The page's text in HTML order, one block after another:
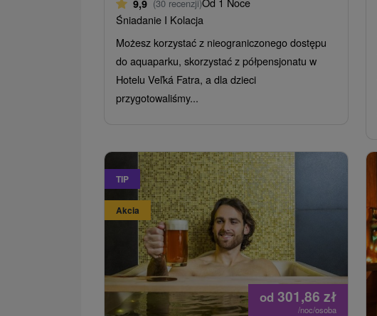
9,9 (30 recenzji)
Śniadanie I Kolacja
Możesz korzystać z nieograniczonego dostępu
do aquaparku, skorzystać z półpensjonatu w
Hotelu Veľká Fatra, a dla dzieci
przygotowaliśmy...
TIP
Akcia
od 301,86 zł
/noc/osoba